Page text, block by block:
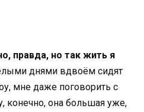
правда, но так жить я
днями вдвоём сидят
мне даже поговорить с
конечно, она большая уже,